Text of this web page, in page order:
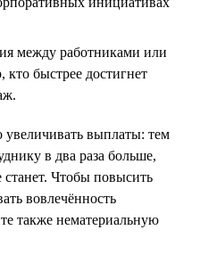
между работниками или
быстрее достигнет
увеличивать выплаты: тем
в два раза больше,
станет. Чтобы повысить
вовлечённость
также нематериальную